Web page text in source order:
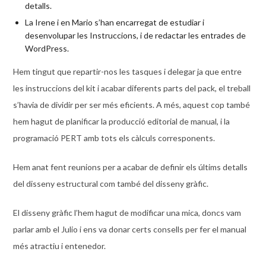
detalls.
La Irene i en Mario s’han encarregat de estudiar i
desenvolupar les Instruccions, i de redactar les entrades de
WordPress.
Hem tingut que repartir-nos les tasques i delegar ja que entre
les instruccions del kit i acabar diferents parts del pack, el treball
s’havia de dividir per ser més eficients. A més, aquest cop també
hem hagut de planificar la producció editorial de manual, i la
programació PERT amb tots els càlculs corresponents.
Hem anat fent reunions per a acabar de definir els últims detalls
del disseny estructural com també del disseny gràfic.
El disseny gràfic l’hem hagut de modificar una mica, doncs vam
parlar amb el Julio i ens va donar certs consells per fer el manual
més atractiu i entenedor.